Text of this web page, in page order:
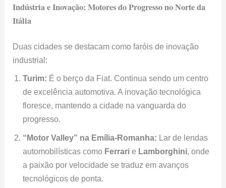
Indústria e Inovação: Motores do Progresso no Norte da
Itália
Duas cidades se destacam como faróis de inovação
industrial:
Turim: É o berço da Fiat. Continua sendo um centro
de excelência automotiva. A inovação tecnológica
floresce, mantendo a cidade na vanguarda do
progresso.
“Motor Valley” na Emília-Romanha: Lar de lendas
automobilísticas como Ferrarie Lamborghini , onde
a paixão por velocidade se traduz em avanços
tecnológicos de ponta.